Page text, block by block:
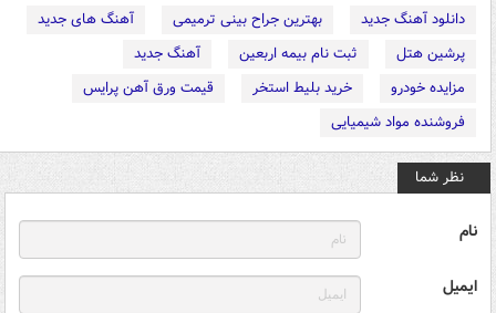
دانلود آهنگ جدید
بهترین جراح بینی ترمیمی
آهنگ های جدید
پرشین هتل
ثبت نام بیمه اربعین
آهنگ جدید
مزایده خودرو
خرید بلیط استخر
قیمت ورق آهن پرایس
فروشنده مواد شیمیایی
نظر شما
نام
ایمیل